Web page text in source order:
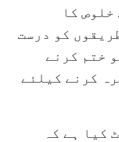
کا
کو درست
ختم کرنے
کرنے کیلئے
کیا ہے کہ